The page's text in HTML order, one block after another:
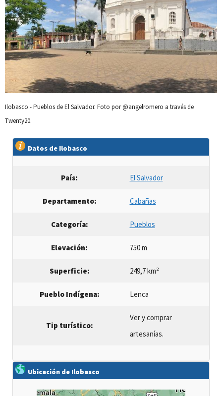
Ilobasco - Pueblos de El Salvador. Foto por @angelromero a través de
Twenty20.
Datos de Ilobasco
País: El Salvador
Departamento: Cabañas
Categoría: Pueblos
Elevación: 750 m
Superficie: 249,7 km²
Pueblo Indígena: Lenca
Tip turístico:
Ver y comprar
artesanías.
Ubicación de Ilobasco